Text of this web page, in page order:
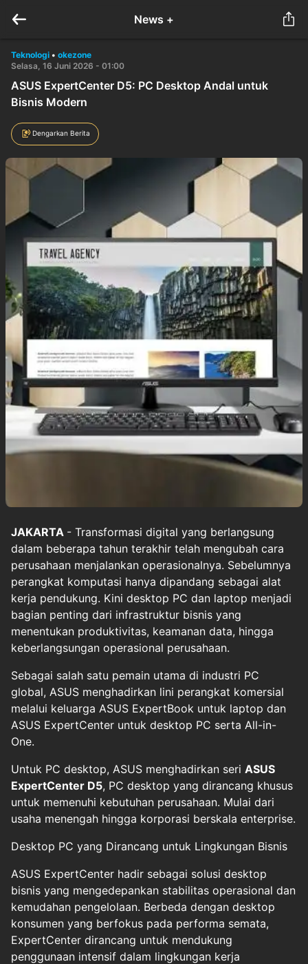
News +
Teknologi • okezone
Selasa, 16 Juni 2026 - 01:00
ASUS ExpertCenter D5: PC Desktop Andal untuk
Bisnis Modern
Dengarkan Berita
JAKARTA - Transformasi digital yang berlangsung
dalam beberapa tahun terakhir telah mengubah cara
perusahaan menjalankan operasionalnya. Sebelumnya
perangkat komputasi hanya dipandang sebagai alat
kerja pendukung. Kini desktop PC dan laptop menjadi
bagian penting dari infrastruktur bisnis yang
menentukan produktivitas, keamanan data, hingga
keberlangsungan operasional perusahaan.
Sebagai salah satu pemain utama di industri PC
global, ASUS menghadirkan lini perangkat komersial
melalui keluarga ASUS ExpertBook untuk laptop dan
ASUS ExpertCenter untuk desktop PC serta All-in-
One.
Untuk PC desktop, ASUS menghadirkan seri ASUS
ExpertCenter D5, PC desktop yang dirancang khusus
untuk memenuhi kebutuhan perusahaan. Mulai dari
usaha menengah hingga korporasi berskala enterprise.
Desktop PC yang Dirancang untuk Lingkungan Bisnis
ASUS ExpertCenter hadir sebagai solusi desktop
bisnis yang mengedepankan stabilitas operasional dan
kemudahan pengelolaan. Berbeda dengan desktop
konsumen yang berfokus pada performa semata,
ExpertCenter dirancang untuk mendukung
penggunaan intensif dalam lingkungan kerja